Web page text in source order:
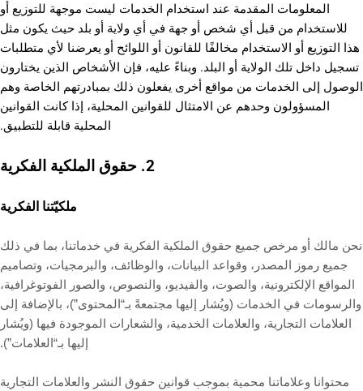
المعلومات المقدمة عند استخدام الخدمات ليست موجهة للتوزيع أو
للاستخدام من قبل أي شخص أو جهة في أي ولاية أو بلد حيث يكون مثل
هذا التوزيع أو الاستخدام مخالفًا للقانون أو اللوائح أو يعرضنا لأي متطلبات
تسجيل داخل تلك الولاية أو البلد. وبناءً عليه، فإن الأشخاص الذين يختارون
الوصول إلى الخدمات من مواقع أخرى يفعلون ذلك بمبادرتهم الخاصة وهم
المسؤولون وحدهم عن الامتثال للقوانين المحلية، إذا كانت القوانين
المحلية قابلة للتطبيق.
2. حقوق الملكية الفكرية
ملكيّتنا الفكرية
نحن مالك أو مرخص جميع حقوق الملكية الفكرية في خدماتنا، بما في ذلك
جميع رموز المصدر، وقواعد البيانات، والوظائف، والبرمجيات، وتصاميم
المواقع الإلكترونية، والصوت، والفيديو، والنصوص، والصور الفوتوغرافية،
والرسومات في الخدمات (ويُشار إليها مجتمعةً بـ“المحتوى”)، بالإضافة إلى
العلامات التجارية، والعلامات الخدمية، والشعارات الموجودة فيها (ويُشار
إليها بـ“العلامات”).
محتوانا وعلاماتنا محمية بموجب قوانين حقوق النشر والعلامات التجارية